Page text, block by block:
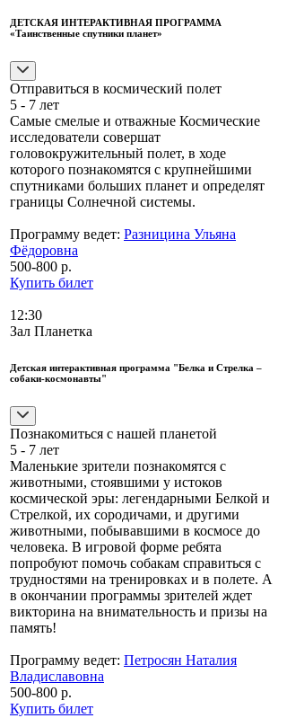
ДЕТСКАЯ ИНТЕРАКТИВНАЯ ПРОГРАММА
«Таинственные спутники планет»
Отправиться в космический полет
5 - 7 лет
Самые смелые и отважные Космические
исследователи совершат
головокружительный полет, в ходе
которого познакомятся с крупнейшими
спутниками больших планет и определят
границы Солнечной системы.
Программу ведет: Разницина Ульяна
Фёдоровна
500-800 р.
Купить билет
12:30
Зал Планетка
Детская интерактивная программа "Белка и Стрелка –
собаки-космонавты"
Познакомиться с нашей планетой
5 - 7 лет
Маленькие зрители познакомятся с
животными, стоявшими у истоков
космической эры: легендарными Белкой и
Стрелкой, их сородичами, и другими
животными, побывавшими в космосе до
человека. В игровой форме ребята
попробуют помочь собакам справиться с
трудностями на тренировках и в полете. А
в окончании программы зрителей ждет
викторина на внимательность и призы на
память!
Программу ведет: Петросян Наталия
Владиславовна
500-800 р.
Купить билет